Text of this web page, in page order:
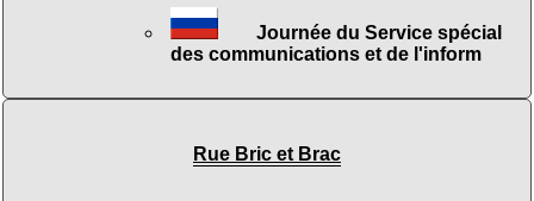
Journée du Service spécial
des communications et de l'inform
Rue Bric et Brac